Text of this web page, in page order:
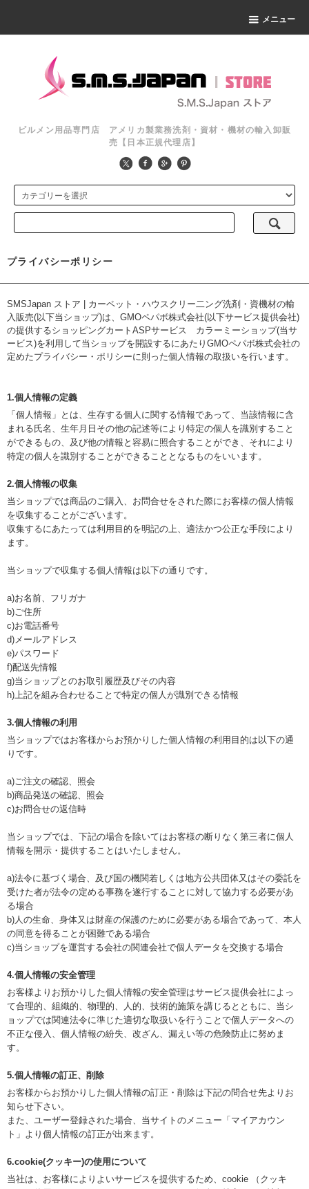
メニュー
ビルメン用品専門店 アメリカ製業務洗剤・資材・機材の輸入卸販
売【日本正規代理店】
プライバシーポリシー
SMSJapan ストア | カーペット・ハウスクリー二ング洗剤・資機材の輸
入販売(以下当ショップ)は、 GMOペパボ株式会社(以下サービス提供会社)
の提供するショッピングカートASPサービス カラーミーショップ(当サ
ービス)を利用して当ショップを開設するにあたりGMOペパボ株式会社の
定めたプライバシー・ポリシーに則った個人情報の取扱いを行います。
1.個人情報の定義
「個人情報」とは、生存する個人に関する情報であって、当該情報に含
まれる氏名、生年月日その他の記述等により特定の個人を識別すること
ができるもの、及び他の情報と容易に照合することができ、それにより
特定の個人を識別することができることとなるものをいいます。
2.個人情報の収集
当ショップでは商品のご購入、お問合せをされた際にお客様の個人情報
を収集することがございます。
収集するにあたっては利用目的を明記の上、適法かつ公正な手段により
ます。
当ショップで収集する個人情報は以下の通りです。
a)お名前、フリガナ
b)ご住所
c)お電話番号
d)メールアドレス
e)パスワード
f)配送先情報
g)当ショップとのお取引履歴及びその内容
h)上記を組み合わせることで特定の個人が識別できる情報
3.個人情報の利用
当ショップではお客様からお預かりした個人情報の利用目的は以下の通
りです。
a)ご注文の確認、照会
b)商品発送の確認、照会
c)お問合せの返信時
当ショップでは、下記の場合を除いてはお客様の断りなく第三者に個人
情報を開示・提供することはいたしません。
a)法令に基づく場合、及び国の機関若しくは地方公共団体又はその委託を
受けた者が法令の定める事務を遂行することに対して協力する必要があ
る場合
b)人の生命、身体又は財産の保護のために必要がある場合であって、本人
の同意を得ることが困難である場合
c)当ショップを運営する会社の関連会社で個人データを交換する場合
4.個人情報の安全管理
お客様よりお預かりした個人情報の安全管理はサービス提供会社によっ
て合理的、組織的、物理的、人的、技術的施策を講じるとともに、当シ
ョップでは関連法令に準じた適切な取扱いを行うことで個人データへの
不正な侵入、個人情報の紛失、改ざん、漏えい等の危険防止に努めま
す。
5.個人情報の訂正、削除
お客様からお預かりした個人情報の訂正・削除は下記の問合せ先よりお
知らせ下さい。
また、ユーザー登録された場合、当サイトのメニュー「マイアカウン
ト」より個人情報の訂正が出来ます。
6.cookie(クッキー)の使用について
当社は、お客様によりよいサービスを提供するため、cookie （クッキ